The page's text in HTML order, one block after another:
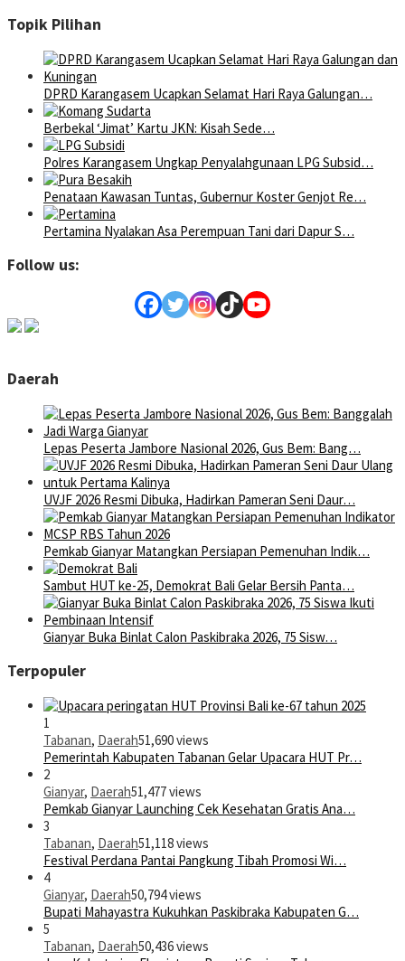
Topik Pilihan
DPRD Karangasem Ucapkan Selamat Hari Raya Galungan…
Berbekal ‘Jimat’ Kartu JKN: Kisah Sede…
Polres Karangasem Ungkap Penyalahgunaan LPG Subsid…
Penataan Kawasan Tuntas, Gubernur Koster Genjot Re…
Pertamina Nyalakan Asa Perempuan Tani dari Dapur S…
Follow us:
Daerah
Lepas Peserta Jambore Nasional 2026, Gus Bem: Bang…
UVJF 2026 Resmi Dibuka, Hadirkan Pameran Seni Daur…
Pemkab Gianyar Matangkan Persiapan Pemenuhan Indik…
Sambut HUT ke-25, Demokrat Bali Gelar Bersih Panta…
Gianyar Buka Binlat Calon Paskibraka 2026, 75 Sisw…
Terpopuler
1
Tabanan, Daerah51,690 views
Pemerintah Kabupaten Tabanan Gelar Upacara HUT Pr…
2
Gianyar, Daerah51,477 views
Pemkab Gianyar Launching Cek Kesehatan Gratis Ana…
3
Tabanan, Daerah51,118 views
Festival Perdana Pantai Pangkung Tibah Promosi Wi…
4
Gianyar, Daerah50,794 views
Bupati Mahayastra Kukuhkan Paskibraka Kabupaten G…
5
Tabanan, Daerah50,436 views